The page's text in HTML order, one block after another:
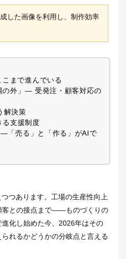
した画像を利用し、制作効率
まで進んでいる
の外」― 受発注・顧客対応の
解決策
る支援制度
「売る」と「作る」がAIで
つあります。工場の生産性向上
客との接点まで――ものづくりの
化し始めた今、2026年はその
れるかどうかの分岐点と言える